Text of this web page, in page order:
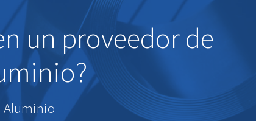
un proveedor de
Aluminio